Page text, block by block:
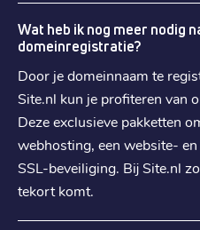
.blog
Registratie € 16,59
Verhuizen: € 16,59
Verlengen : € 24,99
.site
Wat heb ik nog meer nodig
domeinregistratie?
Door je domeinnaam te
Site.nl kun je profiteren van
Deze exclusieve pakketten
webhosting, een website-
SSL-beveiliging. Bij Site.nl
tekort komt.